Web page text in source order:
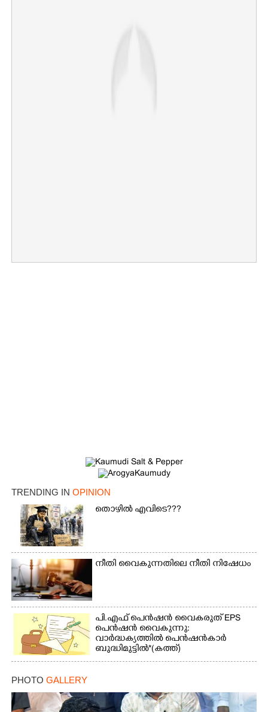
TRENDING IN OPINION
തൊഴിൽ എവിടെ???
നീതി വൈകുന്നതിലെ നീതി നിഷേധം
പി.എഫ് പെൻഷൻ വൈകരുത് EPS
പെൻഷൻ വൈകുന്നു:
വാർദ്ധക്യത്തിൽ പെൻഷൻകാർ
ബുദ്ധിമുട്ടിൽ*(കത്ത്)
PHOTO GALLERY